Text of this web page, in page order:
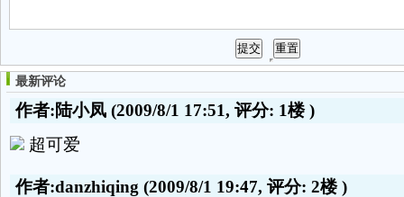
最新评论
作者:陆小凤 (2009/8/1 17:51, 评分: 1楼)
超可爱
作者:danzhiqing (2009/8/1 19:47, 评分: 2楼)